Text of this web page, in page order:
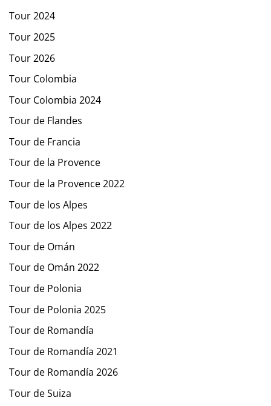
Tour 2024
Tour 2025
Tour 2026
Tour Colombia
Tour Colombia 2024
Tour de Flandes
Tour de Francia
Tour de la Provence
Tour de la Provence 2022
Tour de los Alpes
Tour de los Alpes 2022
Tour de Omán
Tour de Omán 2022
Tour de Polonia
Tour de Polonia 2025
Tour de Romandía
Tour de Romandía 2021
Tour de Romandía 2026
Tour de Suiza